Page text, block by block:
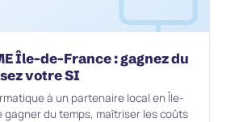
Île-de-France : gagnez du
votre SI
à un partenaire local en Île-
gagner du temps, maîtriser les coûts